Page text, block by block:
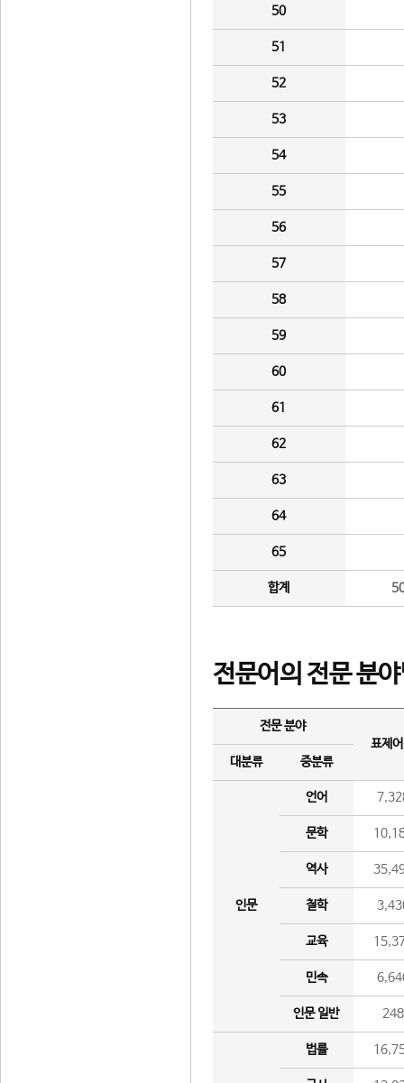
50
51
52
53
54
55
56
57
58
59
60
61
62
63
64
65
합계
전문어의 전문 분
전문 분야
표제
대분류
중분류
인문
언어
문학
역사
철학
교육
민속
인문 일반 248
법률